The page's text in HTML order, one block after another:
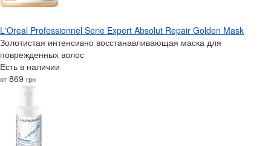
L'Oreal Professionnel Serie Expert Absolut Repair Golden Mask
Золотистая интенсивно восстанавливающая маска для
поврежденных волос
Есть в наличии
от 869 грн